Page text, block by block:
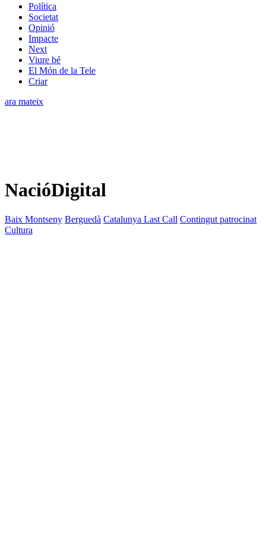
Política
Societat
Opinió
Impacte
Next
Viure bé
El Món de la Tele
Criar
ara mateix
NacióDigital
Baix Montseny Berguedà Catalunya Last Call Contingut patrocinat
Cultura